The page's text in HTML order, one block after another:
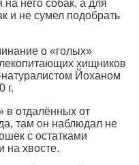
него собак, а для
и не сумел подобрать
о «голых»
хищников
Йоханом
г.
в отдалённых от
там он наблюдал не
с остатками
на хвосте.